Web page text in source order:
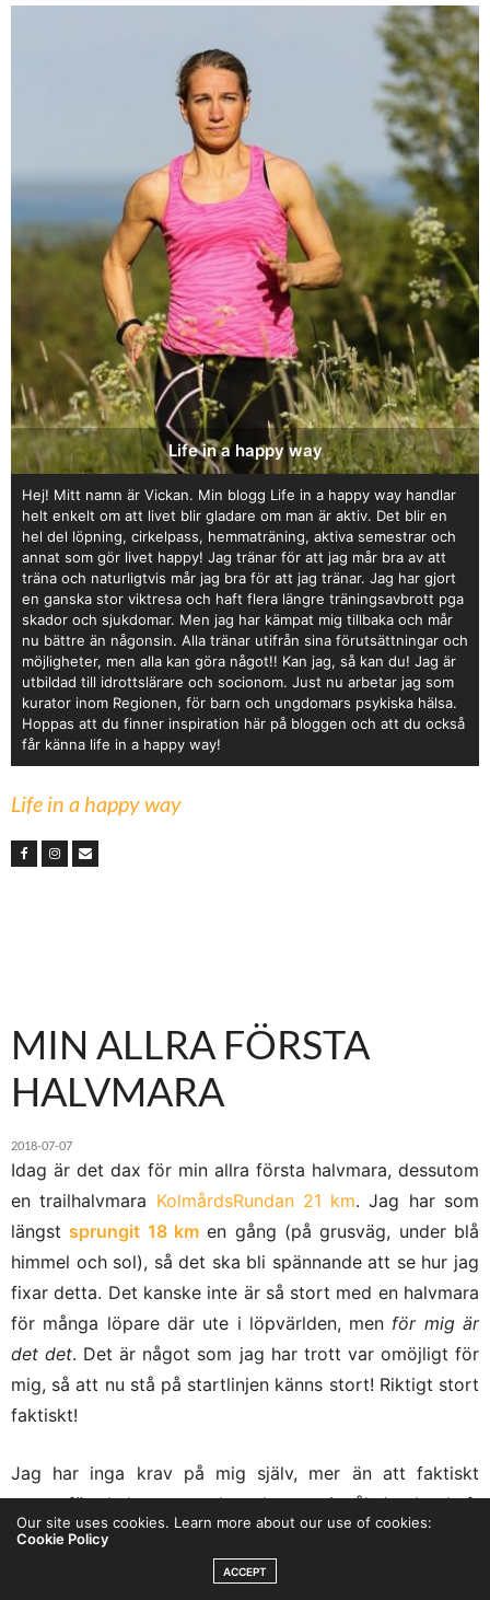
Life in a happy way
Hej! Mitt namn är Vickan. Min blogg Life in a happy way handlar
helt enkelt om att livet blir gladare om man är aktiv. Det blir en
hel del löpning, cirkelpass, hemmaträning, aktiva semestrar och
annat som gör livet happy! Jag tränar för att jag mår bra av att
träna och naturligtvis mår jag bra för att jag tränar. Jag har gjort
en ganska stor viktresa och haft flera längre träningsavbrott pga
skador och sjukdomar. Men jag har kämpat mig tillbaka och mår
nu bättre än någonsin. Alla tränar utifrån sina förutsättningar och
möjligheter, men alla kan göra något!! Kan jag, så kan du! Jag är
utbildad till idrottslärare och socionom. Just nu arbetar jag som
kurator inom Regionen, för barn och ungdomars psykiska hälsa.
Hoppas att du finner inspiration här på bloggen och att du också
får känna life in a happy way!
Life in a happy way
MIN ALLRA FÖRSTA
HALVMARA
2018-07-07
Idag är det dax för min allra första halvmara, dessutom
en trailhalvmara KolmårdsRundan 21 km. Jag har som
längst sprungit 18 km en gång (på grusväg, under blå
himmel och sol), så det ska bli spännande att se hur jag
fixar detta. Det kanske inte är så stort med en halvmara
för många löpare där ute i löpvärlden, men för mig är
det det. Det är något som jag har trott var omöjligt för
mig, så att nu stå på startlinjen känns stort! Riktigt stort
faktiskt!
Jag har inga krav på mig själv, mer än att faktiskt
genomföra halvmaran och att komma i mål. Jag har haft
lite ont i knäna sista veckan, men jag hoppas innerligt
inte att det kommer att påverka. Det finns ingen tid jag
Our site uses cookies. Learn more about our use of cookies:
Cookie Policy
ACCEPT